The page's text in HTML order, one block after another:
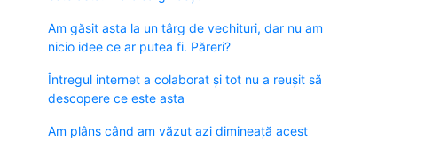
Am găsit asta la un târg de vechituri, dar nu am
nicio idee ce ar putea fi. Păreri?
Întregul internet a colaborat și tot nu a reușit să
descopere ce este asta
Am plâns când am văzut azi dimineață acest